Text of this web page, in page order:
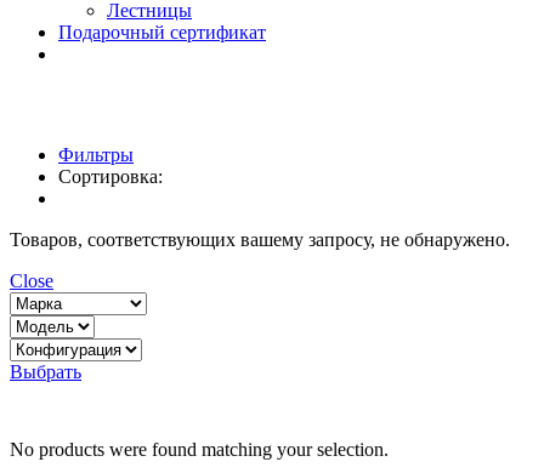
Лестницы
Подарочный сертификат
Фильтры
Сортировка:
Товаров, соответствующих вашему запросу, не обнаружено.
Close
Выбрать
No products were found matching your selection.